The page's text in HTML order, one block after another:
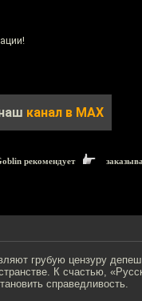
канал в MAX
рекомендует
грубую цензуру
К счастью,
справедливость.